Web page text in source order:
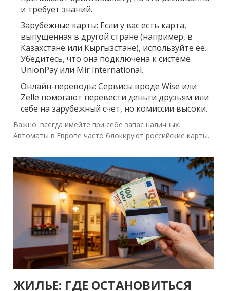
и требует знаний.
Зарубежные карты: Если у вас есть карта,
выпущенная в другой стране (например, в
Казахстане или Кыргызстане), используйте её.
Убедитесь, что она подключена к системе
UnionPay или Mir International.
Онлайн-переводы: Сервисы вроде Wise или
Zelle помогают перевести деньги друзьям или
себе на зарубежный счет, но комиссии высоки.
Важно: всегда имейте при себе запас наличных.
Автоматы в Европе часто блокируют российские карты.
ЖИЛЬЕ: ГДЕ ОСТАНОВИТЬСЯ